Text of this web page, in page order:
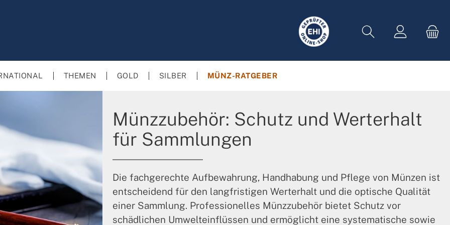
THEMEN GOLD SILBER MÜNZ-RATGEBER
Münzzubehör: Schutz und Werterhalt
für Sammlungen
Die fachgerechte Aufbewahrung, Handhabung und Pflege von Münzen ist
entscheidend für den langfristigen Werterhalt und die optische Qualität
einer Sammlung. Professionelles Münzzubehör bietet Schutz vor
schädlichen Umwelteinflüssen und ermöglicht eine systematische sowie